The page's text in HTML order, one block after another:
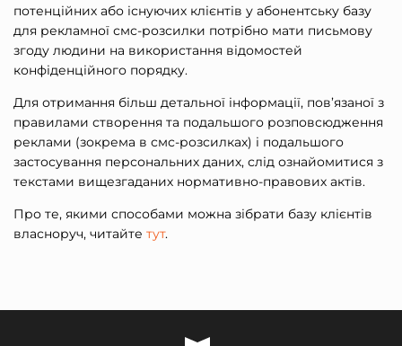
потенційних або існуючих клієнтів у абонентську базу
для рекламної смс-розсилки потрібно мати письмову
згоду людини на використання відомостей
конфіденційного порядку.
Для отримання більш детальної інформації, пов’язаної з
правилами створення та подальшого розповсюдження
реклами (зокрема в смс-розсилках) і подальшого
застосування персональних даних, слід ознайомитися з
текстами вищезгаданих нормативно-правових актів.
Про те, якими способами можна зібрати базу клієнтів
власноруч, читайте тут.